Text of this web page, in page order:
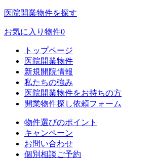
医院開業物件を探す
お気に入り物件0
トップページ
医院開業物件
新規開院情報
私たちの強み
医院開業物件をお持ちの方
開業物件探し依頼フォーム
物件選びのポイント
キャンペーン
お問い合わせ
個別相談ご予約